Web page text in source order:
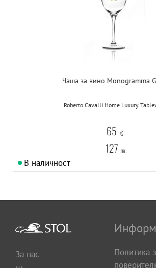
Чаша за вино Monogramma
Roberto Cavalli Home Luxury
65 €
127 лв.
В наличност
За нас
Политика